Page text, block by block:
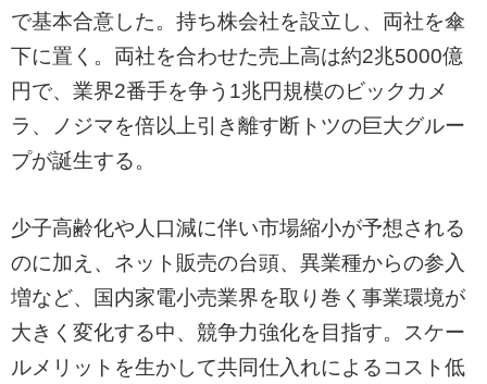
で基本合意した。持ち株会社を設立し、両社を傘
下に置く。両社を合わせた売上高は約2兆5000億
円で、業界2番手を争う1兆円規模のビックカメ
ラ、ノジマを倍以上引き離す断トツの巨大グルー
プが誕生する。
少子高齢化や人口減に伴い市場縮小が予想される
のに加え、ネット販売の台頭、異業種からの参入
増など、国内家電小売業界を取り巻く事業環境が
大きく変化する中、競争力強化を目指す。スケー
ルメリットを生かして共同仕入れによるコスト低